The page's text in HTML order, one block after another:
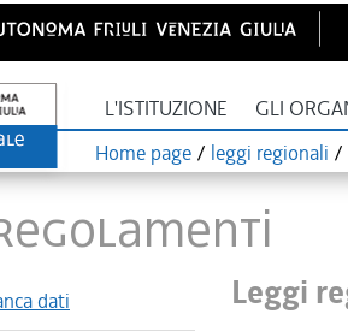
L'ISTITUZIONE GLI
Home page / leggi regionali /
dati Leggi